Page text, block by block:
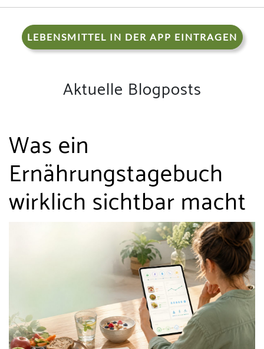
LEBENSMITTEL IN DER APP EINTRAGEN
Aktuelle Blogposts
Was ein
Ernährungstagebuch
wirklich sichtbar macht